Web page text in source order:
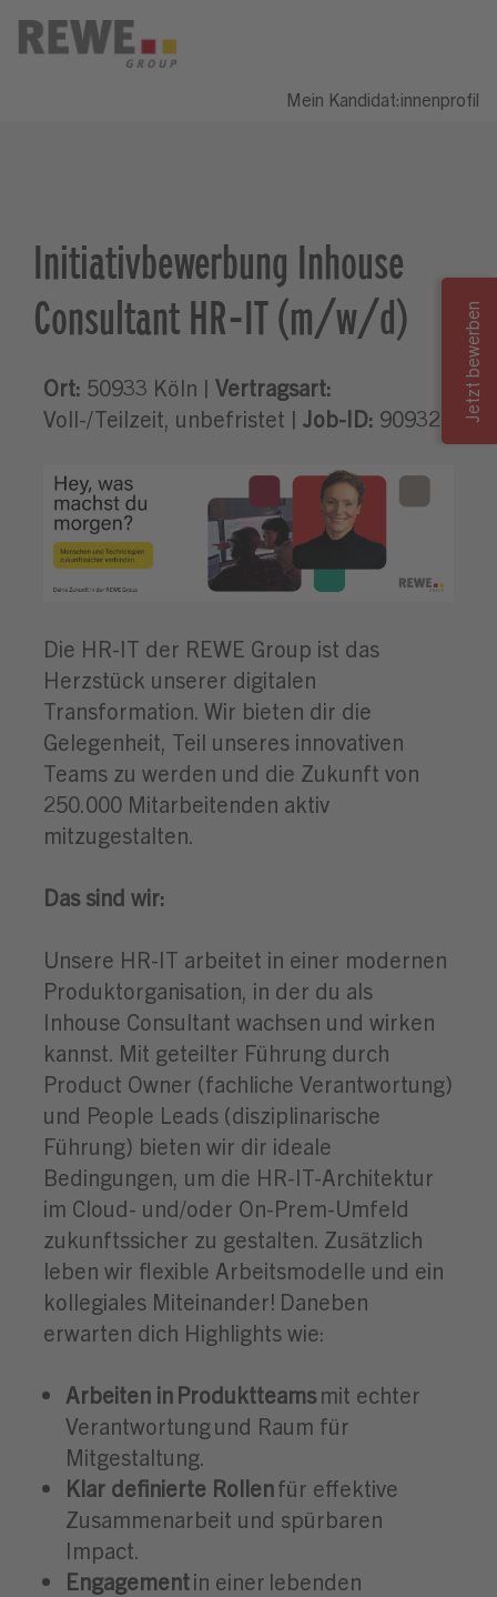
Mein Kandidat:innenprofil
Initiativbewerbung Inhouse
Consultant HR-IT (m/w/d)
Ort: 50933 Köln | Vertragsart:
Voll-/Teilzeit, unbefristet | Job-ID: 909328
Die HR-IT der REWE Group ist das
Herzstück unserer digitalen
Transformation. Wir bieten dir die
Gelegenheit, Teil unseres innovativen
Teams zu werden und die Zukunft von
250.000 Mitarbeitenden aktiv
mitzugestalten.
Das sind wir:
Unsere HR-IT arbeitet in einer modernen
Produktorganisation, in der du als
Inhouse Consultant wachsen und wirken
kannst. Mit geteilter Führung durch
Product Owner (fachliche Verantwortung)
und People Leads (disziplinarische
Führung) bieten wir dir ideale
Bedingungen, um die HR-IT-Architektur
im Cloud- und/oder On-Prem-Umfeld
zukunftssicher zu gestalten. Zusätzlich
leben wir flexible Arbeitsmodelle und ein
kollegiales Miteinander! Daneben
erwarten dich Highlights wie:
Arbeiten in Produktteamsmit echter
Verantwortung und Raum für
Mitgestaltung.
Klar definierte Rollenfür effektive
Zusammenarbeit und spürbaren
Impact.
Engagementin einer lebenden